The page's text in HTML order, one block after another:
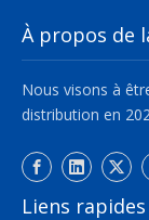
À propos de
Nous visons à
distribution en
Liens rapides